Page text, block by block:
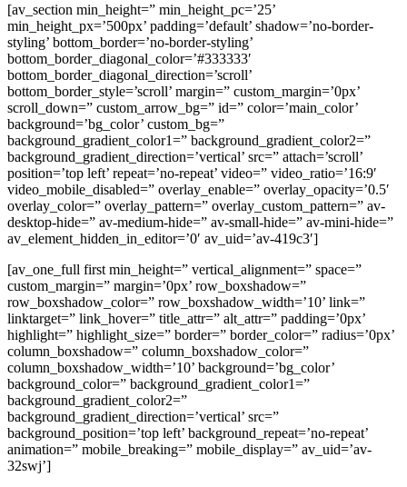
[av_section min_height=” min_height_pc=’25’
min_height_px=’500px’ padding=’default’ shadow=’no-border-
styling’ bottom_border=’no-border-styling’
bottom_border_diagonal_color=’#333333′
bottom_border_diagonal_direction=’scroll’
bottom_border_style=’scroll’ margin=” custom_margin=’0px’
scroll_down=” custom_arrow_bg=” id=” color=’main_color’
background=’bg_color’ custom_bg=”
background_gradient_color1=” background_gradient_color2=”
background_gradient_direction=’vertical’ src=” attach=’scroll’
position=’top left’ repeat=’no-repeat’ video=” video_ratio=’16:9′
video_mobile_disabled=” overlay_enable=” overlay_opacity=’0.5′
overlay_color=” overlay_pattern=” overlay_custom_pattern=” av-
desktop-hide=” av-medium-hide=” av-small-hide=” av-mini-hide=”
av_element_hidden_in_editor=’0′ av_uid=’av-419c3′]
[av_one_full first min_height=” vertical_alignment=” space=”
custom_margin=” margin=’0px’ row_boxshadow=”
row_boxshadow_color=” row_boxshadow_width=’10’ link=”
linktarget=” link_hover=” title_attr=” alt_attr=” padding=’0px’
highlight=” highlight_size=” border=” border_color=” radius=’0px’
column_boxshadow=” column_boxshadow_color=”
column_boxshadow_width=’10’ background=’bg_color’
background_color=” background_gradient_color1=”
background_gradient_color2=”
background_gradient_direction=’vertical’ src=”
background_position=’top left’ background_repeat=’no-repeat’
animation=” mobile_breaking=” mobile_display=” av_uid=’av-
32swj’]